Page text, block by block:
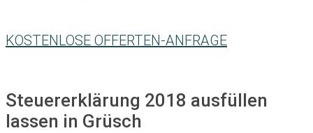
KOSTENLOSE OFFERTEN-ANFRAGE
Steuererklärung 2018 ausfüllen
lassen in Grüsch